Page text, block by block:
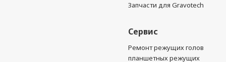
Запчасти для Gravotech
Сервис
Ремонт режущих голов
планшетных режущих